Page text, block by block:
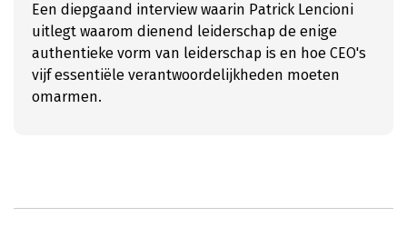
Een diepgaand interview waarin Patrick Lencioni
uitlegt waarom dienend leiderschap de enige
authentieke vorm van leiderschap is en hoe CEO's
vijf essentiële verantwoordelijkheden moeten
omarmen.